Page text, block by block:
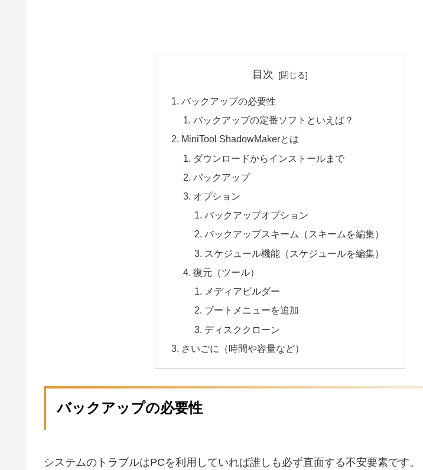
目次
バックアップの必要性
バックアップの定番ソフトといえば？
MiniTool ShadowMakerとは
ダウンロードからインストールまで
バックアップ
オプション
バックアップオプション
バックアップスキーム（スキームを編集）
スケジュール機能（スケジュールを編集）
復元（ツール）
メディアビルダー
ブートメニューを追加
ディスククローン
さいごに（時間や容量など）
バックアップの必要性
システムのトラブルはPCを利用していれば誰しも必ず直面する不安要素です